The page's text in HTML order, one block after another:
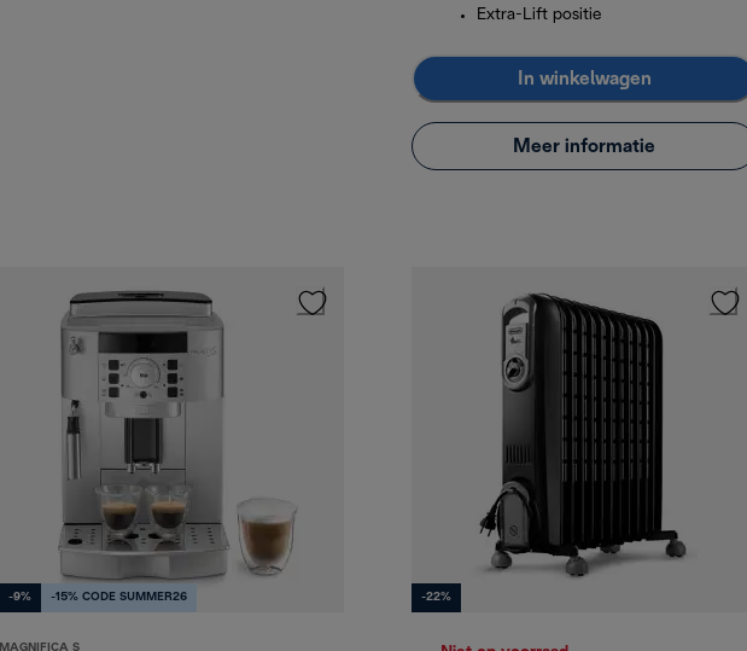
Extra-Lift positie
In winkelwagen
Meer informatie
-9% -15% CODE SUMMER26
MAGNIFICA S
-22%